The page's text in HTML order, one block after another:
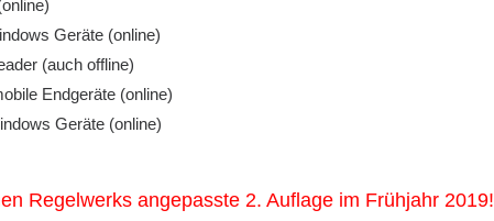
Geräte (online)
(auch offline)
Endgeräte (online)
Geräte (online)
Regelwerks angepasste 2. Auflage im Frühjahr 2019!